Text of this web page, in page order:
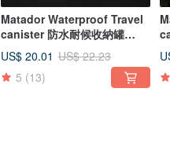
Matador Waterproof Travel
canister 防水耐候收納罐
40ml
US$ 20.01 US$ 22.23
5 (13)